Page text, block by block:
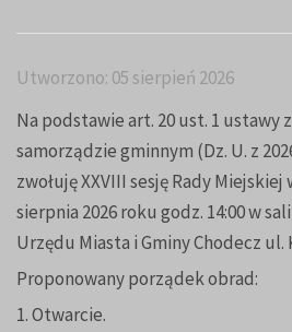
Utworzono: 05 sierpień 2026
Na podstawie art. 20 ust. 1 ustawy
samorządzie gminnym (Dz. U. z
zwołuję XXVIII sesję Rady
sierpnia 2026 roku godz. 14:00 w
Urzędu Miasta i Gminy Chodecz ul.
Proponowany porządek obrad:
1. Otwarcie.